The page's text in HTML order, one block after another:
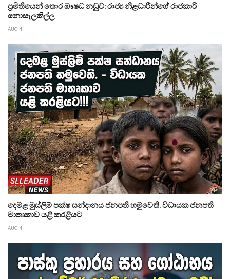
ප්‍රමිතියෙන් තොර ඖෂධ නඩුව: රාජ්‍ය නිළධාරීන්ගේ රාජකාරි
නොසැලකිල්ල
AUG 4
දෙමළ මුස්ලිම් පක්ෂ සන්දානය ජනපති හමුවෙති. විධායක ජනපති
මාතෘකාව යළි කරළියට
AUG 4